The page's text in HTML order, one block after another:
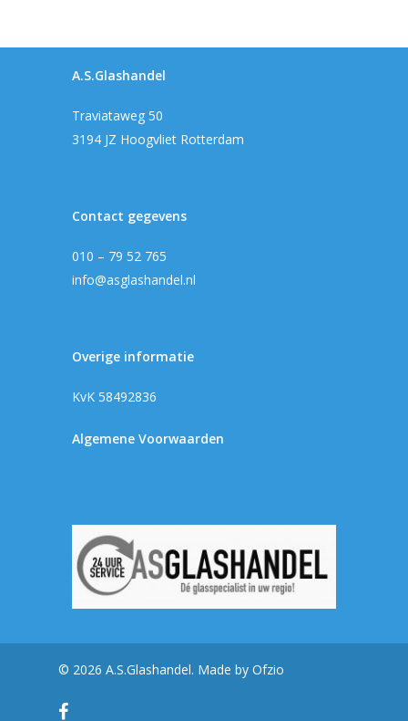
A.S.Glashandel
Traviataweg 50
3194 JZ Hoogvliet Rotterdam
Contact gegevens
010 – 79 52 765
info@asglashandel.nl
Overige informatie
KvK 58492836
Algemene Voorwaarden
© 2026 A.S.Glashandel. Made by Ofzio